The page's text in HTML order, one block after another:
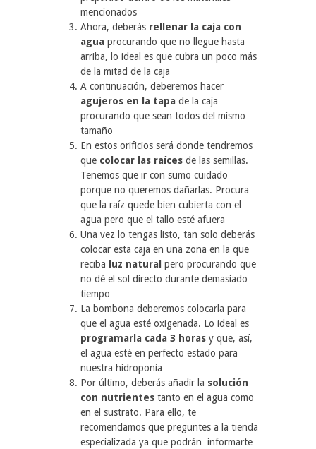
mencionados
Ahora, deberás rellenar la caja con
agua procurando que no llegue hasta
arriba, lo ideal es que cubra un poco más
de la mitad de la caja
A continuación, deberemos hacer
agujeros en la tapa de la caja
procurando que sean todos del mismo
tamaño
En estos orificios será donde tendremos
que colocar las raíces de las semillas.
Tenemos que ir con sumo cuidado
porque no queremos dañarlas. Procura
que la raíz quede bien cubierta con el
agua pero que el tallo esté afuera
Una vez lo tengas listo, tan solo deberás
colocar esta caja en una zona en la que
reciba
luz natural pero procurando que
no dé el sol directo durante demasiado
tiempo
La bombona deberemos colocarla para
que el agua esté oxigenada. Lo ideal es
programarla cada 3 horas y que, así,
el agua esté en perfecto estado para
nuestra hidroponía
Por último, deberás añadir la solución
con nutrientes tanto en el agua como
en el sustrato. Para ello, te
recomendamos que preguntes a la tienda
especializada ya que podrán informarte